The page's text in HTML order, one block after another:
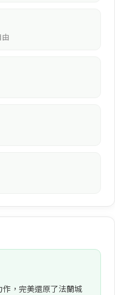
作，完美還原了法蘭城